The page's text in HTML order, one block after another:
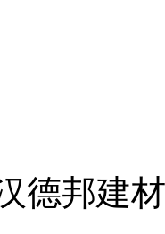
德邦建